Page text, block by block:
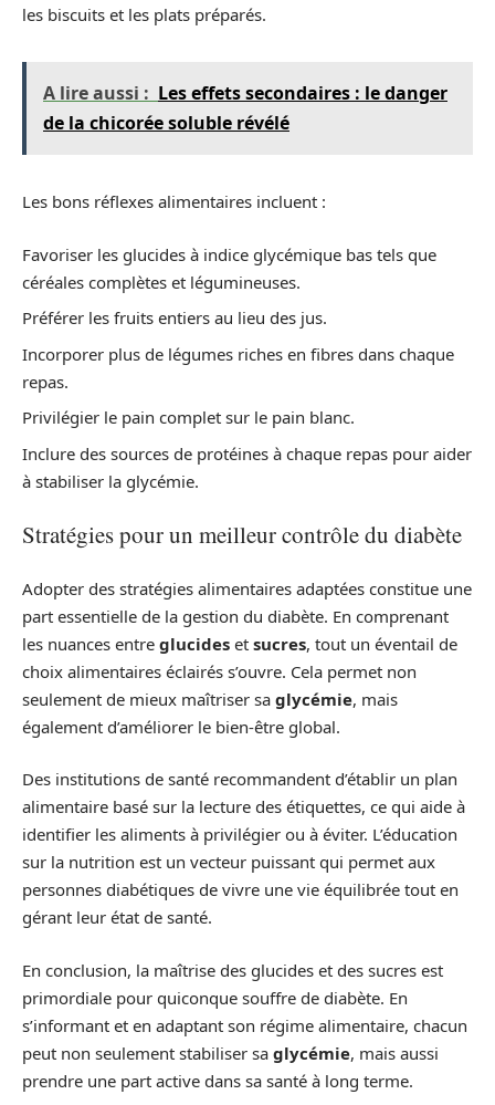
les biscuits et les plats préparés.
A lire aussi : Les effets secondaires : le danger
de la chicorée soluble révélé
Les bons réflexes alimentaires incluent :
Favoriser les glucides à indice glycémique bas tels que
céréales complètes et légumineuses.
Préférer les fruits entiers au lieu des jus.
Incorporer plus de légumes riches en fibres dans chaque
repas.
Privilégier le pain complet sur le pain blanc.
Inclure des sources de protéines à chaque repas pour aider
à stabiliser la glycémie.
Stratégies pour un meilleur contrôle du diabète
Adopter des stratégies alimentaires adaptées constitue une
part essentielle de la gestion du diabète. En comprenant
les nuances entre glucides et sucres, tout un éventail de
choix alimentaires éclairés s’ouvre. Cela permet non
seulement de mieux maîtriser sa glycémie, mais
également d’améliorer le bien-être global.
Des institutions de santé recommandent d’établir un plan
alimentaire basé sur la lecture des étiquettes, ce qui aide à
identifier les aliments à privilégier ou à éviter. L’éducation
sur la nutrition est un vecteur puissant qui permet aux
personnes diabétiques de vivre une vie équilibrée tout en
gérant leur état de santé.
En conclusion, la maîtrise des glucides et des sucres est
primordiale pour quiconque souffre de diabète. En
s’informant et en adaptant son régime alimentaire, chacun
peut non seulement stabiliser sa glycémie, mais aussi
prendre une part active dans sa santé à long terme.